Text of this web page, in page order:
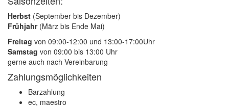
Herbst (September bis Dezember)
Frühjahr(März bis Ende Mai)
Freitag von 09:00-12:00 und 13:00-17:00Uhr
Samstag von 09:00 bis 13:00 Uhr
gerne auch nach Vereinbarung
Zahlungsmöglichkeiten
Barzahlung
ec, maestro